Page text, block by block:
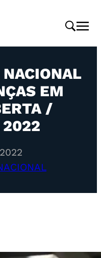
EM
/
2022